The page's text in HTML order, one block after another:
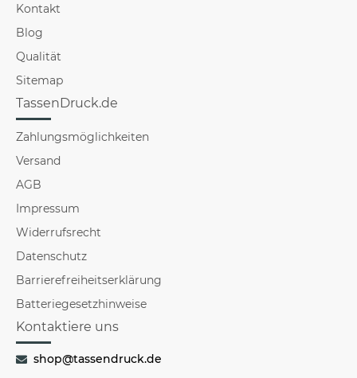
Kontakt
Blog
Qualität
Sitemap
TassenDruck.de
Zahlungsmöglichkeiten
Versand
AGB
Impressum
Widerrufsrecht
Datenschutz
Barrierefreiheitserklärung
Batteriegesetzhinweise
Kontaktiere uns
shop@tassendruck.de